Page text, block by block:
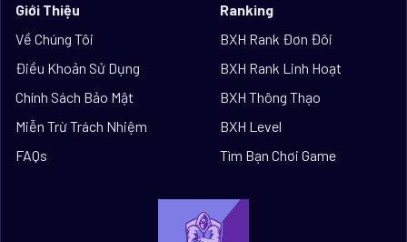
Giới Thiệu
Về Chúng Tôi
Điều Khoản Sử Dụng
Chính Sách Bảo Mật
Miễn Trừ Trách Nhiệm
FAQs
Ranking
BXH Rank Đơn Đôi
BXH Rank Linh Hoạt
BXH Thông Thạo
BXH Level
Tìm Bạn Chơi Game